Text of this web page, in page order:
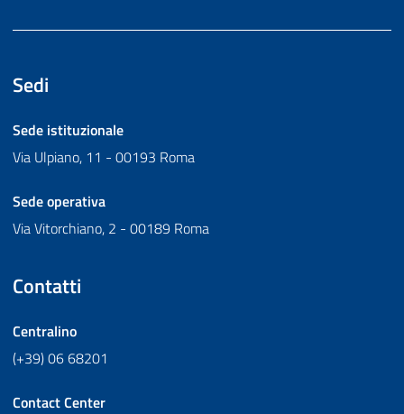
Sedi
Sede istituzionale
Via Ulpiano, 11 - 00193 Roma
Sede operativa
Via Vitorchiano, 2 - 00189 Roma
Contatti
Centralino
(+39) 06 68201
Contact Center